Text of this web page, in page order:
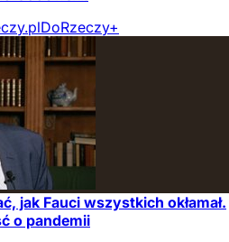
DoRzeczy+
jak Fauci wszystkich okłamał.
o pandemii